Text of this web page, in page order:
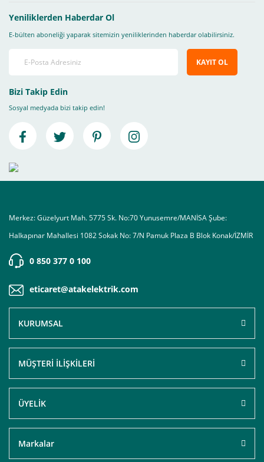
Yeniliklerden Haberdar Ol
E-bülten aboneliği yaparak sitemizin yeniliklerinden haberdar olabilirsiniz.
KAYIT OL
Bizi Takip Edin
Sosyal medyada bizi takip edin!
Merkez: Güzelyurt Mah. 5775 Sk. No:70 Yunusemre/MANİSA Şube:
Halkapınar Mahallesi 1082 Sokak No: 7/N Pamuk Plaza B Blok Konak/İZMİR
0 850 377 0 100
eticaret@atakelektrik.com
KURUMSAL
MÜŞTERİ İLİŞKİLERİ
ÜYELİK
Markalar